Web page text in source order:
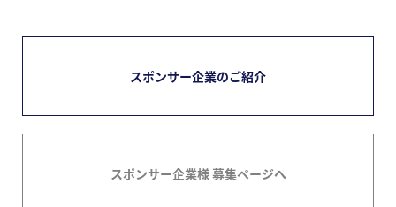
スポンサー企業のご紹介
スポンサー企業様 募集ページへ